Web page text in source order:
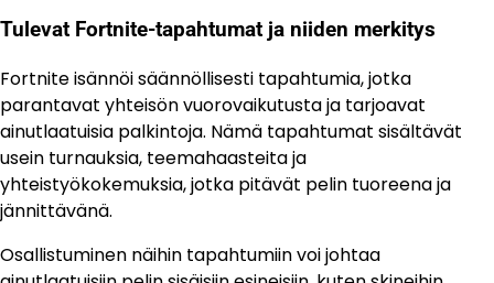
Tulevat Fortnite-tapahtumat ja niiden merkitys
Fortnite isännöi säännöllisesti tapahtumia, jotka
parantavat yhteisön vuorovaikutusta ja tarjoavat
ainutlaatuisia palkintoja. Nämä tapahtumat sisältävät
usein turnauksia, teemahaasteita ja
yhteistyökokemuksia, jotka pitävät pelin tuoreena ja
jännittävänä.
Osallistuminen näihin tapahtumiin voi johtaa